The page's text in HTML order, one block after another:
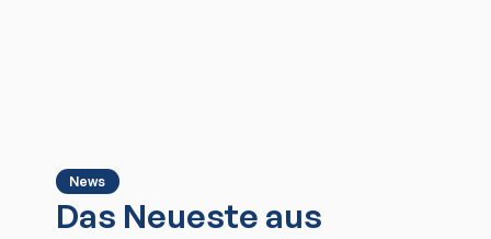
News
Das Neueste aus